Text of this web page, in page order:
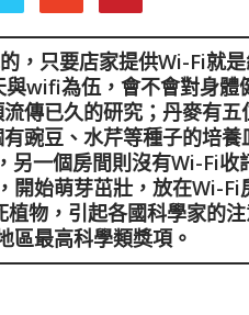
，只要店家提供Wi-Fi就
wifi為伍，會不會對身體
傳已久的研究；丹麥有
豌豆、水芹等種子的培養
另一個房間則沒有Wi-Fi收
開始萌芽茁壯，放在Wi-Fi
物，引起各國科學家的
區最高科學類獎項。